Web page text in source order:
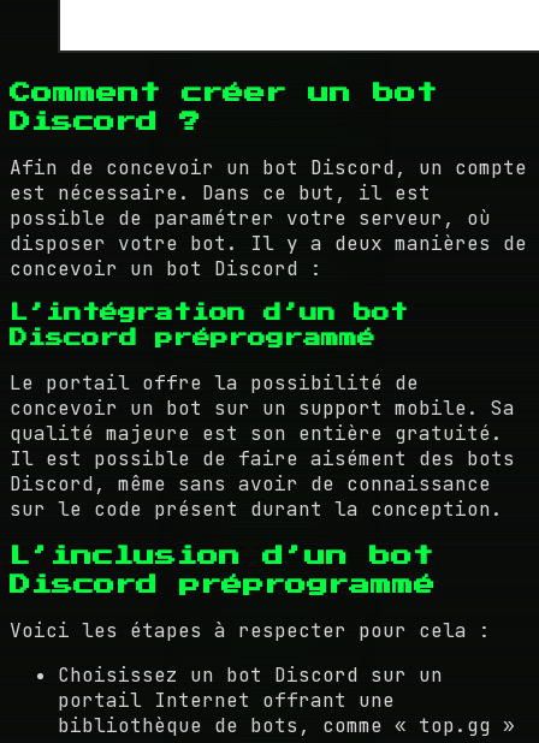
Comment créer un bot
Discord ?
Afin de concevoir un bot Discord, un compte
est nécessaire. Dans ce but, il est
possible de paramétrer votre serveur, où
disposer votre bot. Il y a deux manières de
concevoir un bot Discord :
L’intégration d’un bot
Discord préprogrammé
Le portail offre la possibilité de
concevoir un bot sur un support mobile. Sa
qualité majeure est son entière gratuité.
Il est possible de faire aisément des bots
Discord, même sans avoir de connaissance
sur le code présent durant la conception.
L’inclusion d’un bot
Discord préprogrammé
Voici les étapes à respecter pour cela :
Choisissez un bot Discord sur un
portail Internet offrant une
bibliothèque de bots, comme « top.gg »